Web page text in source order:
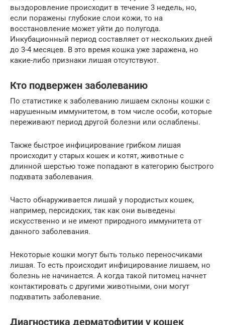
выздоровление происходит в течение 3 недель, но,
если поражены глубокие слои кожи, то на
восстановление может уйти до полугода.
Инкубационный период составляет от нескольких дней
до 3-4 месяцев. В это время кошка уже заражена, но
какие-либо признаки лишая отсутствуют.
Кто подвержен заболеванию
По статистике к заболеванию лишаем склоны кошки с
нарушенным иммунитетом, в том числе особи, которые
переживают период другой болезни или ослаблены.
Также быстрое инфицирование грибком лишая
происходит у старых кошек и котят, животные с
длинной шерстью тоже попадают в категорию быстрого
подхвата заболевания.
Часто обнаруживается лишай у породистых кошек,
например, персидских, так как они выведены
искусственно и не имеют природного иммунитета от
данного заболевания.
Некоторые кошки могут быть только переносчиками
лишая. То есть происходит инфицирование лишаем, но
болезнь не начинается. А когда такой питомец начнет
контактировать с другими животными, они могут
подхватить заболевание.
Диагностика дерматофитии у кошек